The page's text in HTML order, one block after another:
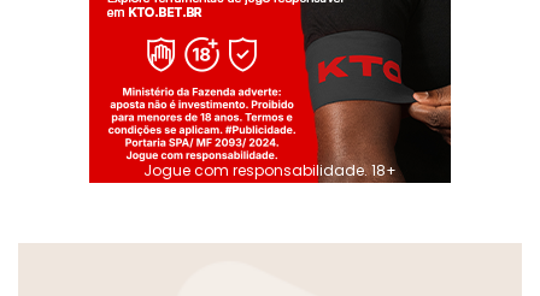
Jogue com responsabilidade. 18+